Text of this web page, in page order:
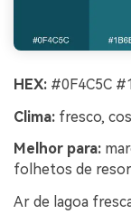
HEX: #0F4C5C
Clima: fresco,
Melhor para:
folhetos de
Ar de lagoa